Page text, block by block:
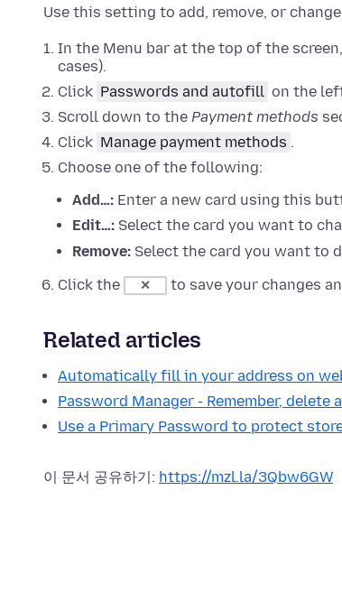
Use this setting to add, remove, or
In the Menu bar at the top of the
cases).
Click Passwords and autofill on the
Scroll down to the Payment methods
Click Manage payment methods .
Choose one of the following:
Add…: Enter a new card using this
Edit…: Select the card you want to
Remove: Select the card you want to
Click the
✕ to save your changes
Related articles
Automatically fill in your address on
Password Manager - Remember,
Use a Primary Password to protect
이 문서 공유하기: https://mzl.la/3Qbw6GW